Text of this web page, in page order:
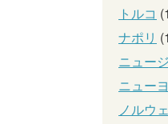
トルコ
ナポリ
ニュー
ニュー
ノルウ